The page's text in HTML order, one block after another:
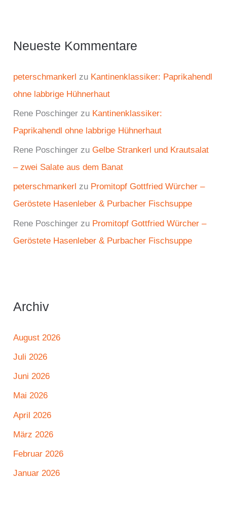
Neueste Kommentare
peterschmankerl zu Kantinenklassiker: Paprikahendl
ohne labbrige Hühnerhaut
Rene Poschinger zu Kantinenklassiker:
Paprikahendl ohne labbrige Hühnerhaut
Rene Poschinger zuGelbe Strankerl und Krautsalat
– zwei Salate aus dem Banat
peterschmankerl zu Promitopf Gottfried Würcher –
Geröstete Hasenleber & Purbacher Fischsuppe
Rene Poschinger zu Promitopf Gottfried Würcher –
Geröstete Hasenleber & Purbacher Fischsuppe
Archiv
August 2026
Juli 2026
Juni 2026
Mai 2026
April 2026
März 2026
Februar 2026
Januar 2026